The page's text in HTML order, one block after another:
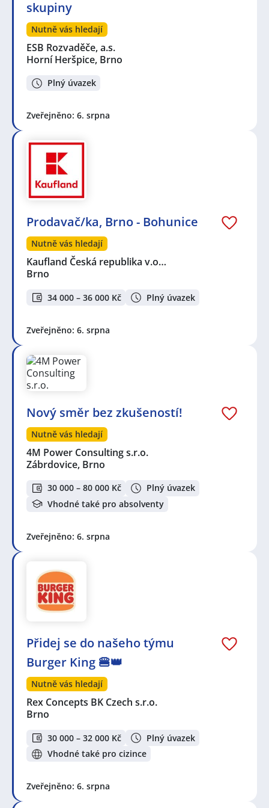
skupiny
Nutně vás hledají
ESB Rozvaděče, a.s.
Horní Heršpice, Brno
Plný úvazek
Zveřejněno: 6. srpna
Prodavač/ka, Brno - Bohunice
Nutně vás hledají
Kaufland Česká republika v.o…
Brno
34 000 – 36 000 Kč Plný úvazek
Zveřejněno: 6. srpna
Nový směr bez zkušeností!
Nutně vás hledají
4M Power Consulting s.r.o.
Zábrdovice, Brno
30 000 – 80 000 Kč
Plný úvazek
Vhodné také pro absolventy
Zveřejněno: 6. srpna
Přidej se do našeho týmu
Burger King 🍔👑
Nutně vás hledají
Rex Concepts BK Czech s.r.o.
Brno
30 000 – 32 000 Kč
Plný úvazek
Vhodné také pro cizince
Zveřejněno: 6. srpna